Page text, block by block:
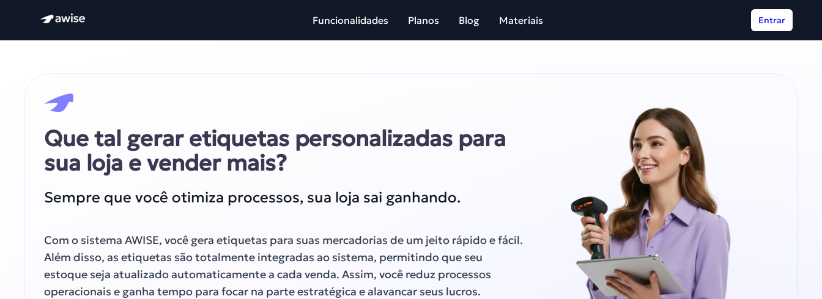
Funcionalidades Planos Blog Materiais Entrar
Que tal gerar etiquetas personalizadas para
sua loja e vender mais?
Sempre que você otimiza processos, sua loja sai ganhando.
Com o sistema AWISE, você gera etiquetas para suas mercadorias de um jeito rápido e fácil.
Além disso, as etiquetas são totalmente integradas ao sistema, permitindo que seu
estoque seja atualizado automaticamente a cada venda. Assim, você reduz processos
operacionais e ganha tempo para focar na parte estratégica e alavancar seus lucros.